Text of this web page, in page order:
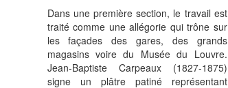
Dans une première section, le travail est
traité comme une allégorie qui trône sur
les façades des gares, des grands
magasins voire du Musée du Louvre.
Jean-Baptiste Carpeaux (1827-1875)
signe un plâtre patiné représentant